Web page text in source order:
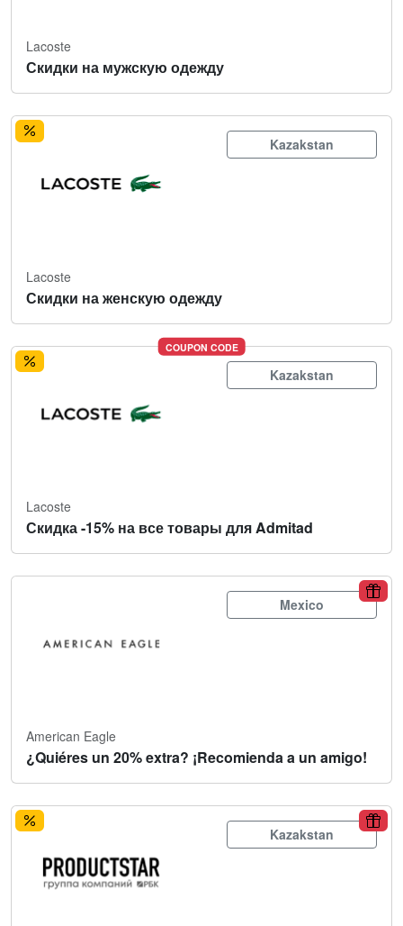
Lacoste
Скидки на мужскую одежду
Kazakstan
Lacoste
Скидки на женскую одежду
COUPON CODE
Kazakstan
Lacoste
Скидка -15% на все товары для Admitad
Mexico
American Eagle
¿Quiéres un 20% extra? ¡Recomienda a un amigo!
Kazakstan